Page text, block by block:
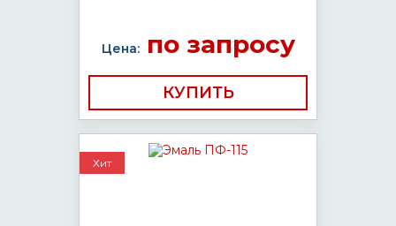
Цена:по запросу
КУПИТЬ
Хит